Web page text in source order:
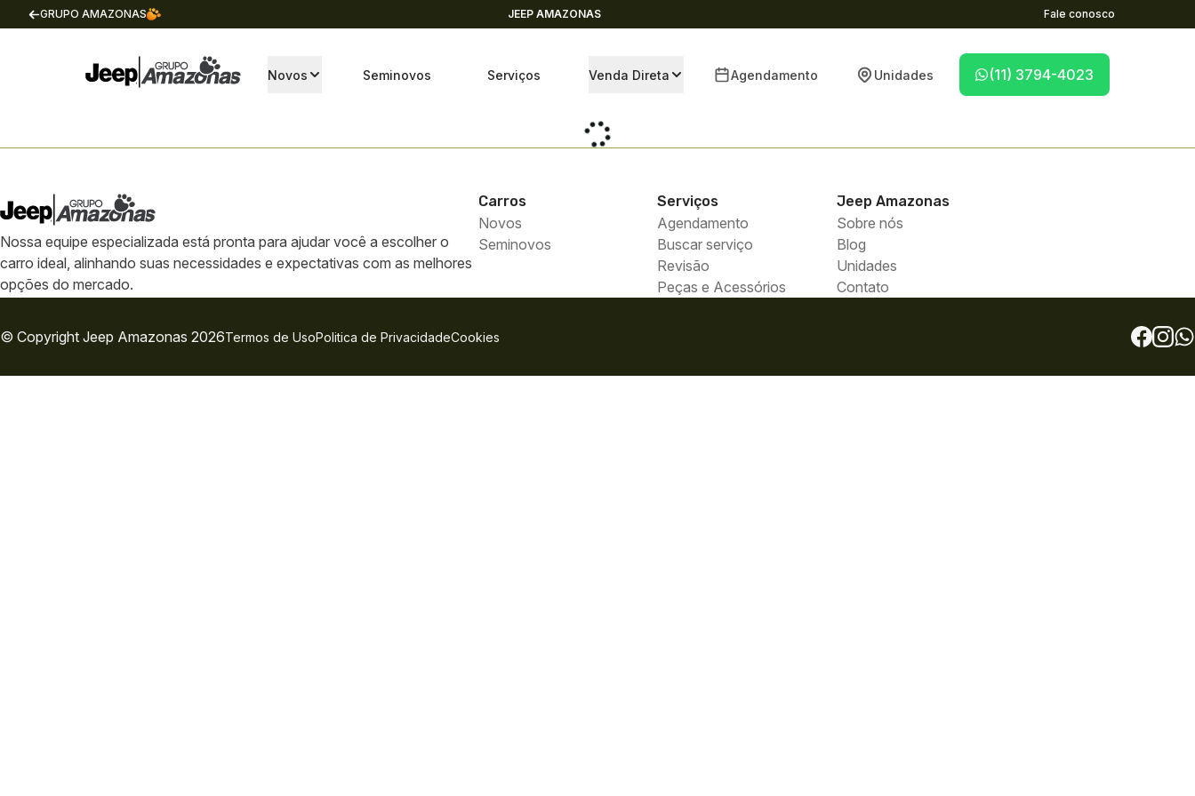
GRUPO AMAZONAS JEEP AMAZONAS Fale conosco
Novos Seminovos Serviços Venda Direta Agendamento Unidades (11) 3794-4023
Nossa equipe especializada está pronta para ajudar você a escolher o
carro ideal, alinhando suas necessidades e expectativas com as melhores
opções do mercado.
Carros
Novos
Seminovos
Serviços
Agendamento
Buscar serviço
Revisão
Peças e Acessórios
Jeep Amazonas
Sobre nós
Blog
Unidades
Contato
© Copyright Jeep Amazonas 2026Termos de UsoPolitica de PrivacidadeCookies